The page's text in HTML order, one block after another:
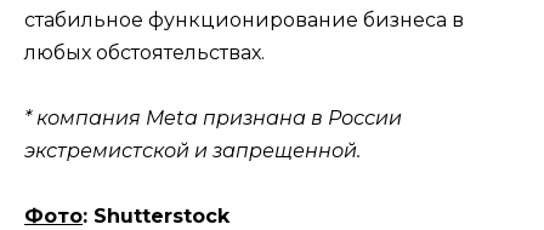
стабильное функционирование бизнеса в
любых обстоятельствах.
* компания Meta признана в России
экстремистской и запрещенной.
Фото: Shutterstock